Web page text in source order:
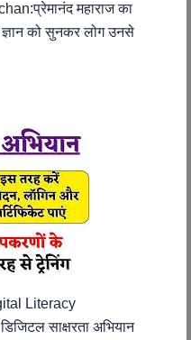
महाराज का
को सुनकर लोग उनसे
Literacy
साक्षरता अभियान